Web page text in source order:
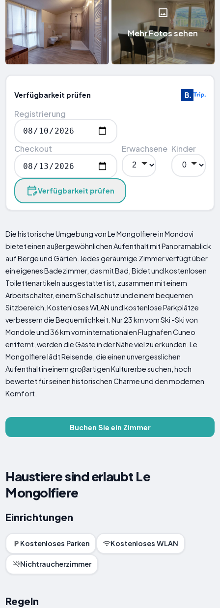
Mehr Fotos sehen
Verfügbarkeit prüfen
Registrierung
Checkout Erwachsene Kinder
Verfügbarkeit prüfen
Die historische Umgebung von Le Mongolfiere in Mondovì
bietet einen außergewöhnlichen Aufenthalt mit Panoramablick
auf Berge und Gärten. Jedes geräumige Zimmer verfügt über
ein eigenes Badezimmer, das mit Bad, Bidet und kostenlosen
Toilettenartikeln ausgestattet ist, zusammen mit einem
Arbeitschalter, einem Schallschutz und einem bequemen
Sitzbereich. Kostenloses WLAN und kostenlose Parkplätze
verbessern die Bequemlichkeit. Nur 23 km vom Ski -Ski von
Mondole und 36 km vom internationalen Flughafen Cuneo
entfernt, werden die Gäste in der Nähe viel zu erkunden. Le
Mongolfiere lädt Reisende, die einen unvergesslichen
Aufenthalt in einem großartigen Kulturerbe suchen, hoch
bewertet für seinen historischen Charme und den modernen
Komfort.
Buchen Sie ein Zimmer
Haustiere sind erlaubt Le
Mongolfiere
Einrichtungen
Kostenloses Parken Kostenloses WLAN
Nichtraucherzimmer
Regeln